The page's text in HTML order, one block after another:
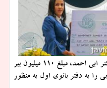
به گزارش جاوید شو نخست وزیر دكتر ابی احمد، مبلغ ۱۱۰ میلیون بیر
به دفتر بانوی اول به منظور